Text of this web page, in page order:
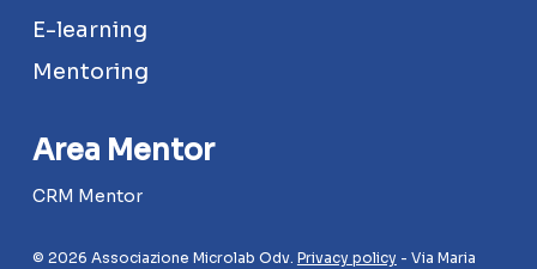
E-learning
Mentoring
Area Mentor
CRM Mentor
© 2026 Associazione Microlab Odv. Privacy policy - Via Maria